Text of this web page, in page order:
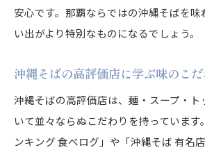
安心です。那覇ならではの沖縄そばを味
い出がより特別なものになるでしょう。
沖縄そばの高評価店に学ぶ味のこだ
沖縄そばの高評価店は、麺・スープ・
いて並々ならぬこだわりを持っています
ンキング 食べログ」や「沖縄そば 有名